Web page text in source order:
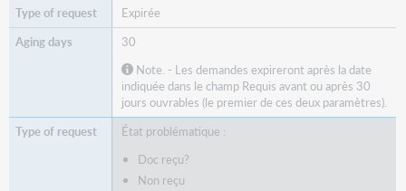
Expirée
30
Note. - Les demandes expireront après la date
indiquée dans le champ Requis avant ou après 30
jours ouvrables (le premier de ces deux paramètres).
État problématique :
Doc reçu?
Non reçu